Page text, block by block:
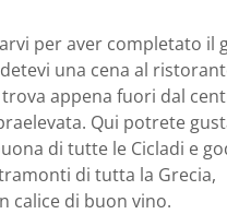
per aver completato il
una cena al
trova appena fuori dal
Qui potrete
di tutte le Cicladi e
di tutta la Grecia,
calice di buon vino.